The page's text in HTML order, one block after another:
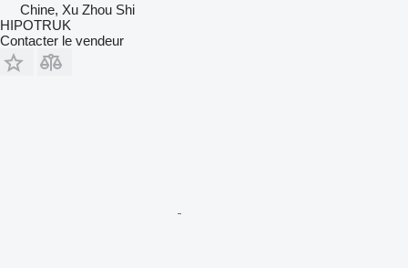
Chine, Xu Zhou Shi
HIPOTRUK
Contacter le vendeur